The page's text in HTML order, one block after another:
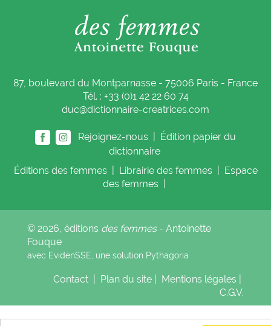
87, boulevard du Montparnasse - 75006 Paris - France
Tél. : +33 (0)1 42 22 60 74
duc@dictionnaire-creatrices.com
Rejoignez-nous |
Édition papier du
dictionnaire
Éditions des femmes Librairie des femmes
Espace
des femmes
© 2026, éditions des femmes- Antoinette
Fouque
avec EvidenSSE, une solution Pythagoria
Contact Plan du site Mentions légales
C.G.V.